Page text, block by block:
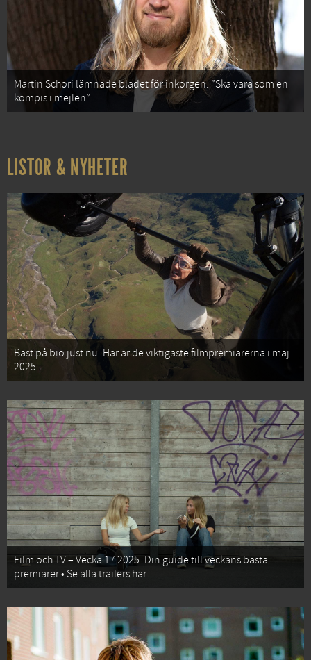
Martin Schori lämnade bladet för inkorgen: ”Ska vara som en
kompis i mejlen”
LISTOR & NYHETER
Bäst på bio just nu: Här är de viktigaste filmpremiärerna i maj
2025
Film och TV – Vecka 17 2025: Din guide till veckans bästa
premiärer • Se alla trailers här